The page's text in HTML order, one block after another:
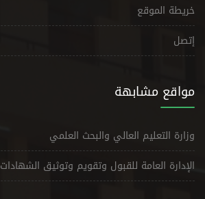
خريطة الموقع
إتصل
مواقع مشابهة
وزارة التعليم العالي والبحث العلمي
الإدارة العامة للقبول وتقويم وتوثيق الشهادات